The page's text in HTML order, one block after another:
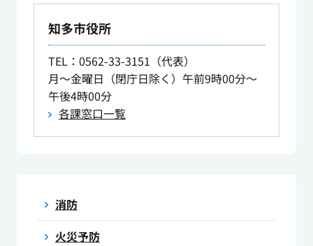
知多市役所
TEL：0562-33-3151（代表）
月～金曜日（閉庁日除く）午前9時00分～
午後4時00分
各課窓口一覧
消防
火災予防